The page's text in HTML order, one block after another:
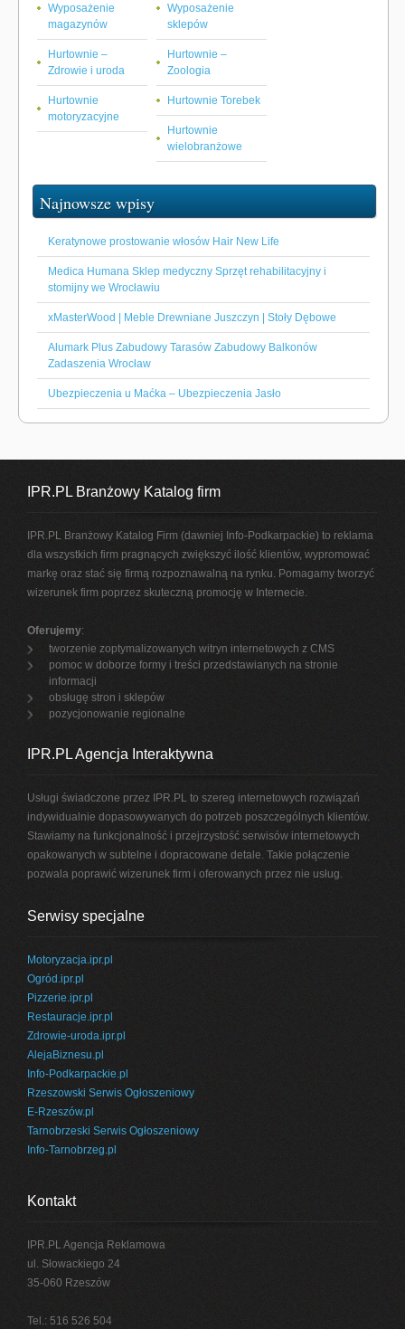
Wyposażenie
magazynów
Wyposażenie
sklepów
Hurtownie –
Zdrowie i uroda
Hurtownie –
Zoologia
Hurtownie
motoryzacyjne
Hurtownie Torebek
Hurtownie
wielobranżowe
Najnowsze wpisy
Keratynowe prostowanie włosów Hair New Life
Medica Humana Sklep medyczny Sprzęt rehabilitacyjny i
stomijny we Wrocławiu
xMasterWood | Meble Drewniane Juszczyn | Stoły Dębowe
Alumark Plus Zabudowy Tarasów Zabudowy Balkonów
Zadaszenia Wrocław
Ubezpieczenia u Maćka – Ubezpieczenia Jasło
IPR.PL Branżowy Katalog firm
IPR.PL Branżowy Katalog Firm (dawniej Info-Podkarpackie) to reklama
dla wszystkich firm pragnących zwiększyć ilość klientów, wypromować
markę oraz stać się firmą rozpoznawalną na rynku. Pomagamy tworzyć
wizerunek firm poprzez skuteczną promocję w Internecie.
Oferujemy:
tworzenie zoptymalizowanych witryn internetowych z CMS
pomoc w doborze formy i treści przedstawianych na stronie
informacji
obsługę stron i sklepów
pozycjonowanie regionalne
IPR.PL Agencja Interaktywna
Usługi świadczone przez IPR.PL to szereg internetowych rozwiązań
indywidualnie dopasowywanych do potrzeb poszczególnych klientów.
Stawiamy na funkcjonalność i przejrzystość serwisów internetowych
opakowanych w subtelne i dopracowane detale. Takie połączenie
pozwala poprawić wizerunek firm i oferowanych przez nie usług.
Serwisy specjalne
Motoryzacja.ipr.pl
Ogród.ipr.pl
Pizzerie.ipr.pl
Restauracje.ipr.pl
Zdrowie-uroda.ipr.pl
AlejaBiznesu.pl
Info-Podkarpackie.pl
Rzeszowski Serwis Ogłoszeniowy
E-Rzeszów.pl
Tarnobrzeski Serwis Ogłoszeniowy
Info-Tarnobrzeg.pl
Kontakt
IPR.PL Agencja Reklamowa
ul. Słowackiego 24
35-060 Rzeszów
Tel.: 516 526 504